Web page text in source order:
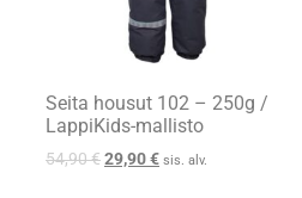
Seita housut 102 – 250g /
LappiKids-mallisto
54,90€29,90€ sis. alv.